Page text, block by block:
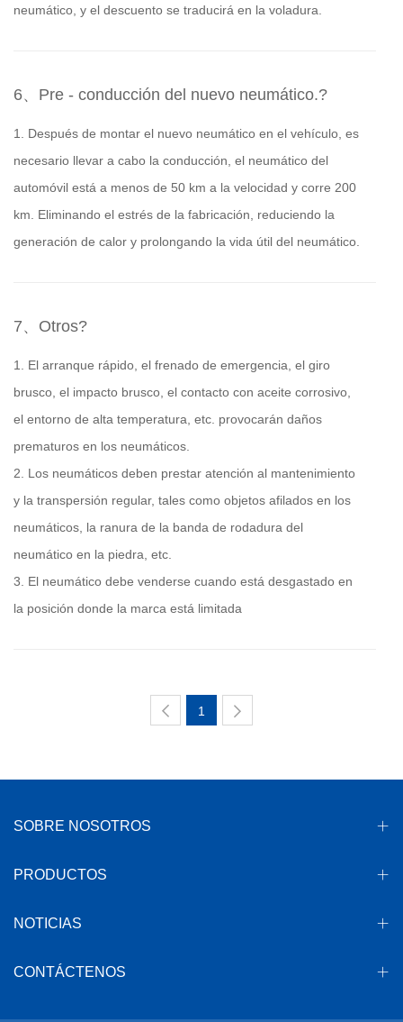
neumático, y el descuento se traducirá en la voladura.
6、Pre - conducción del nuevo neumático.?
1. Después de montar el nuevo neumático en el vehículo, es
necesario llevar a cabo la conducción, el neumático del
automóvil está a menos de 50 km a la velocidad y corre 200
km. Eliminando el estrés de la fabricación, reduciendo la
generación de calor y prolongando la vida útil del neumático.
7、Otros?
1. El arranque rápido, el frenado de emergencia, el giro
brusco, el impacto brusco, el contacto con aceite corrosivo,
el entorno de alta temperatura, etc. provocarán daños
prematuros en los neumáticos.
2. Los neumáticos deben prestar atención al mantenimiento
y la transpersión regular, tales como objetos afilados en los
neumáticos, la ranura de la banda de rodadura del
neumático en la piedra, etc.
3. El neumático debe venderse cuando está desgastado en
la posición donde la marca está limitada
1
SOBRE NOSOTROS
PRODUCTOS
NOTICIAS
CONTÁCTENOS